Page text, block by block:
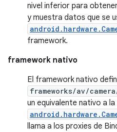
nivel inferior para
y muestra datos que se
framework.
framework nativo
El framework nativo
frameworks/av/
un equivalente nativo a la
llama a los proxies de